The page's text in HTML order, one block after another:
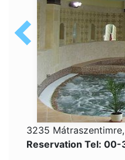
3235
Reservation Tel: